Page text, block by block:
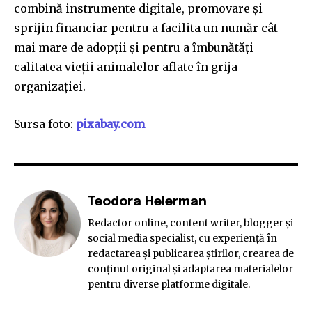
combină instrumente digitale, promovare și
sprijin financiar pentru a facilita un număr cât
mai mare de adopții și pentru a îmbunătăți
calitatea vieții animalelor aflate în grija
organizației.
Sursa foto: pixabay.com
Teodora Helerman
Redactor online, content writer, blogger și
social media specialist, cu experiență în
redactarea și publicarea știrilor, crearea de
conținut original și adaptarea materialelor
pentru diverse platforme digitale.